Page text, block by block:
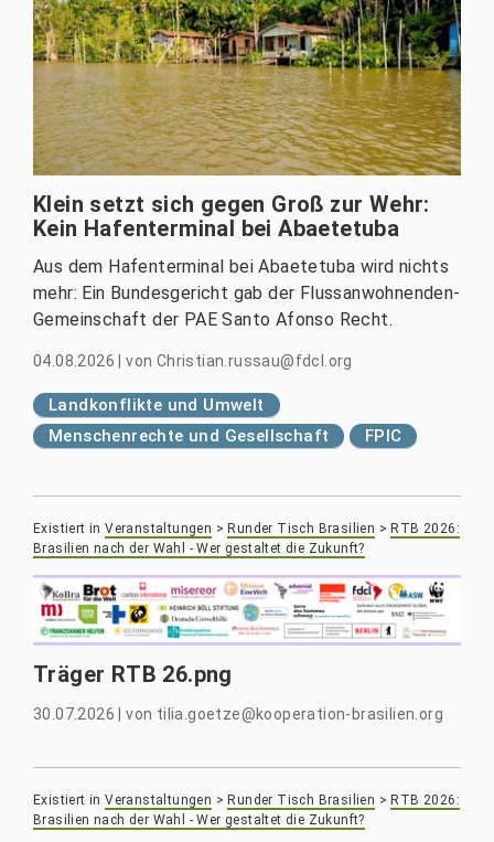
Klein setzt sich gegen Groß zur Wehr:
Kein Hafenterminal bei Abaetetuba
Aus dem Hafenterminal bei Abaetetuba wird nichts
mehr: Ein Bundesgericht gab der Flussanwohnenden-
Gemeinschaft der PAE Santo Afonso Recht.
04.08.2026 |von Christian.russau@fdcl.org
Landkonflikte und Umwelt
Menschenrechte und Gesellschaft
FPIC
Existiert in Veranstaltungen > Runder Tisch Brasilien > RTB 2026:
Brasilien nach der Wahl - Wer gestaltet die Zukunft?
Träger RTB 26.png
30.07.2026 |von tilia.goetze@kooperation-brasilien.org
Existiert in Veranstaltungen > Runder Tisch Brasilien > RTB 2026:
Brasilien nach der Wahl - Wer gestaltet die Zukunft?